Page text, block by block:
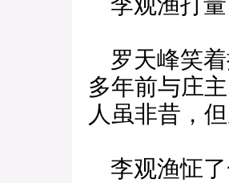
罗天峰笑着
多年前与庄
人虽非昔，
李观渔怔了